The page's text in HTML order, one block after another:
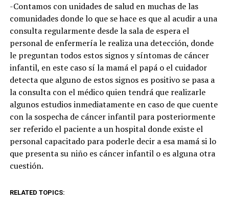
-Contamos con unidades de salud en muchas de las
comunidades donde lo que se hace es que al acudir a una
consulta regularmente desde la sala de espera el
personal de enfermería le realiza una detección, donde
le preguntan todos estos signos y síntomas de cáncer
infantil, en este caso sí la mamá el papá o el cuidador
detecta que alguno de estos signos es positivo se pasa a
la consulta con el médico quien tendrá que realizarle
algunos estudios inmediatamente en caso de que cuente
con la sospecha de cáncer infantil para posteriormente
ser referido el paciente a un hospital donde existe el
personal capacitado para poderle decir a esa mamá si lo
que presenta su niño es cáncer infantil o es alguna otra
cuestión.
RELATED TOPICS: